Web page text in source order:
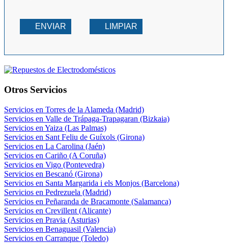
ENVIAR LIMPIAR
Otros Servicios
Servicios en Torres de la Alameda (Madrid)
Servicios en Valle de Trápaga-Trapagaran (Bizkaia)
Servicios en Yaiza (Las Palmas)
Servicios en Sant Feliu de Guíxols (Girona)
Servicios en La Carolina (Jaén)
Servicios en Cariño (A Coruña)
Servicios en Vigo (Pontevedra)
Servicios en Bescanó (Girona)
Servicios en Santa Margarida i els Monjos (Barcelona)
Servicios en Pedrezuela (Madrid)
Servicios en Peñaranda de Bracamonte (Salamanca)
Servicios en Crevillent (Alicante)
Servicios en Pravia (Asturias)
Servicios en Benaguasil (Valencia)
Servicios en Carranque (Toledo)